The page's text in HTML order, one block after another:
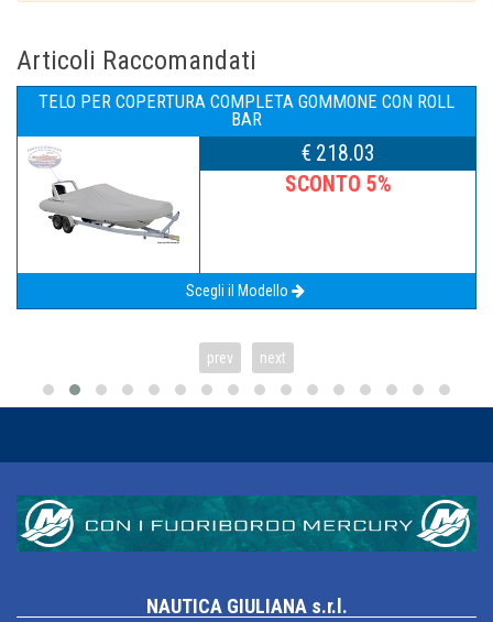
Articoli Raccomandati
TELO PER COPERTURA COMPLETA GOMMONE CON ROLL
BAR
€ 218.03
Scegli il Modello
SCONTO 5%
prev next
NAUTICA GIULIANA s.r.l.